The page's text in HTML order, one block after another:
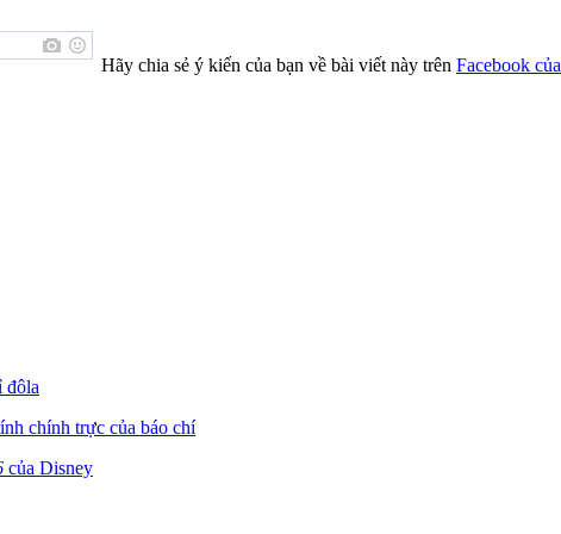
Hãy chia sẻ ý kiến của bạn về bài viết này trên Facebook
đôla
chính trực của báo chí
của Disney